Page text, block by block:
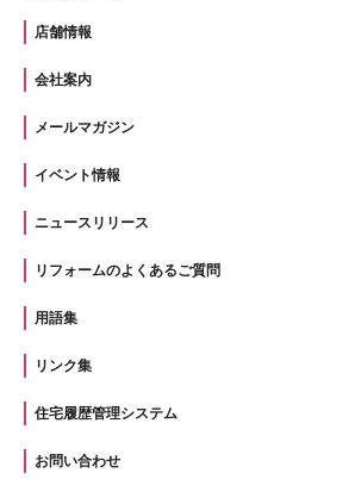
店舗情報
会社案内
メールマガジン
イベント情報
ニュースリリース
リフォームのよくあるご質問
用語集
リンク集
住宅履歴管理システム
お問い合わせ